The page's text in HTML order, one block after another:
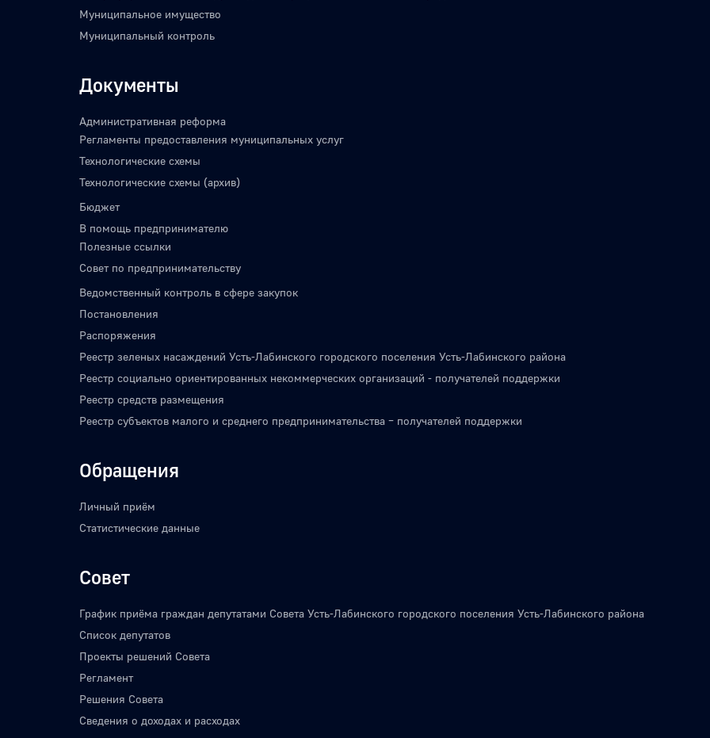
Муниципальное имущество
Муниципальный контроль
Документы
Административная реформа
Регламенты предоставления муниципальных услуг
Технологические схемы
Технологические схемы (архив)
Бюджет
В помощь предпринимателю
Полезные ссылки
Совет по предпринимательству
Ведомственный контроль в сфере закупок
Постановления
Распоряжения
Реестр зеленых насаждений Усть-Лабинского городского поселения Усть-Лабинского района
Реестр социально ориентированных некоммерческих организаций - получателей поддержки
Реестр средств размещения
Реестр субъектов малого и среднего предпринимательства – получателей поддержки
Обращения
Личный приём
Статистические данные
Совет
График приёма граждан депутатами Совета Усть-Лабинского городского поселения Усть-Лабинского района
Список депутатов
Проекты решений Совета
Регламент
Решения Совета
Сведения о доходах и расходах